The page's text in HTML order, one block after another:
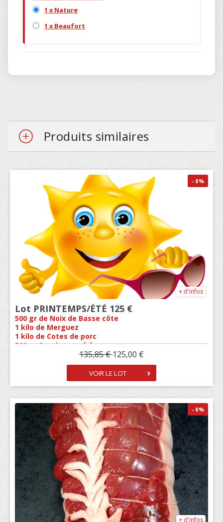
1 x Nature
1 x Beaufort
Produits similaires
- 8%
+ d'infos
Lot PRINTEMPS/ÉTÉ 125 €
500 gr de Noix de Basse côte
1 kilo de Merguez
1 kilo de Cotes de porc
500 gr Saucisse andalouse
500 gr Saucisse mexicaine
1 Saucisson nature ou beaufort offert
1 kg de Porc à Brochette
1 kilo de Chipolatas
1 kilo de Bavette d'aloyau
1 pot de sauce au choix
1 kilo de Poitrine de porc
500 gr d'Escalope de poulet mariné
1 kilo d'escalopes de dinde
1 kg de Poitrine de porc marinée
1 Saucisson Adrien Peyrolles
Pas de Changement possible
135,85 €125,00 €
VOIR LE LOT
- 8%
+ d'infos